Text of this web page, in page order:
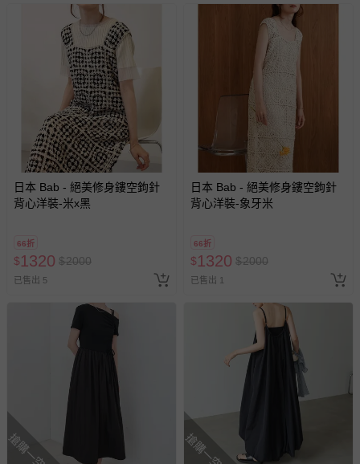
日本 Bab - 絕美修身鏤空鉤針
背心洋裝-米x黑
66折
$1320 $2000
已售出 5
日本 Bab - 絕美修身鏤空鉤針
背心洋裝-象牙米
66折
$1320 $2000
已售出 1
搶購一空 搶購一空